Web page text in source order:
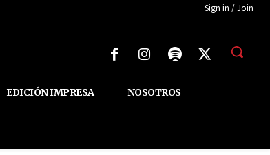
Sign in / Join
EDICIÓN IMPRESA NOSOTROS